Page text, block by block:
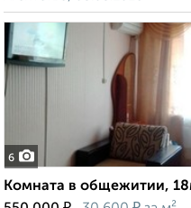
6
Комната в общежитии,